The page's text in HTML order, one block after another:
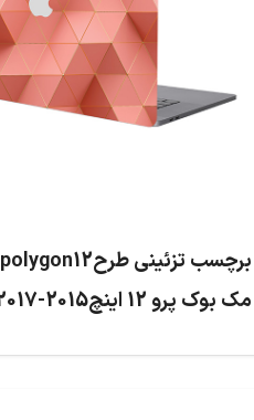
مک بوک پرو 12 اینچ2015-2017